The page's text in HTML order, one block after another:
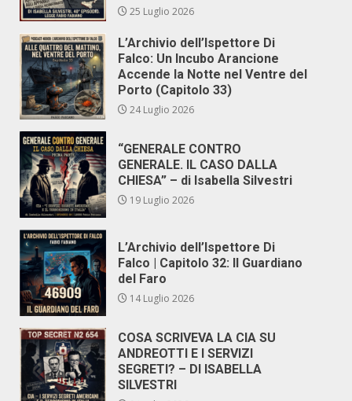
25 Luglio 2026
L’Archivio dell’Ispettore Di
Falco: Un Incubo Arancione
Accende la Notte nel Ventre del
Porto (Capitolo 33)
24 Luglio 2026
“GENERALE CONTRO
GENERALE. IL CASO DALLA
CHIESA” – di Isabella Silvestri
19 Luglio 2026
L’Archivio dell’Ispettore Di
Falco | Capitolo 32: Il Guardiano
del Faro
14 Luglio 2026
COSA SCRIVEVA LA CIA SU
ANDREOTTI E I SERVIZI
SEGRETI? – DI ISABELLA
SILVESTRI